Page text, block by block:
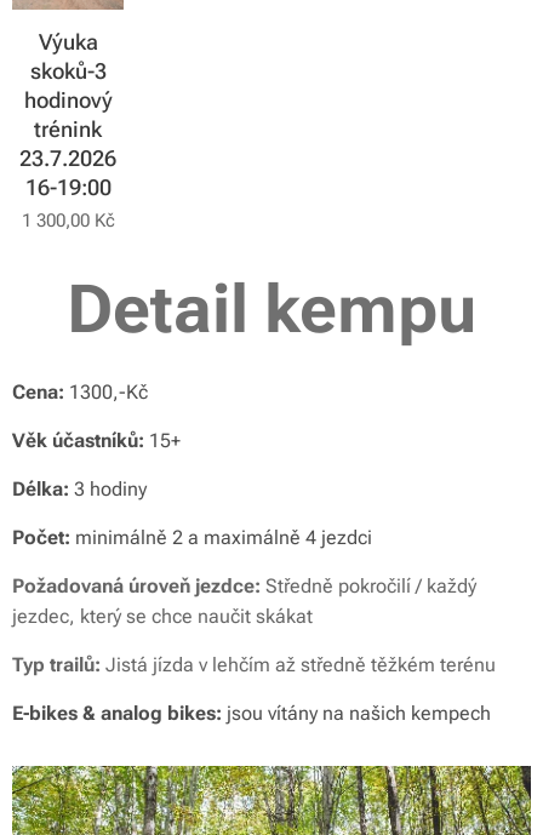
Výuka
skoků-3
hodinový
trénink
23.7.2026
16-19:00
1 300,00Kč
Detail kempu
Cena: 1300,-Kč
Věk účastníků: 15+
Délka: 3 hodiny
Počet: minimálně 2 a maximálně 4 jezdci
Požadovaná úroveň jezdce: Středně pokročilí / každý
jezdec, který se chce naučit skákat
Typ trailů: Jistá jízda v lehčím až středně těžkém terénu
E-bikes & analog bikes: jsou vítány na našich kempech